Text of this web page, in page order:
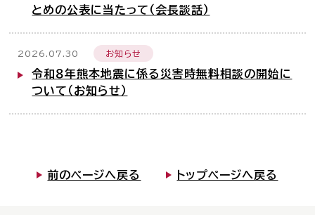
とめの公表に当たって（会長談話）
2026.07.30 お知らせ
令和８年熊本地震に係る災害時無料相談の開始に
ついて（お知らせ）
前のページへ戻る トップページへ戻る